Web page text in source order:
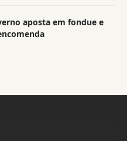
aposta em fondue e